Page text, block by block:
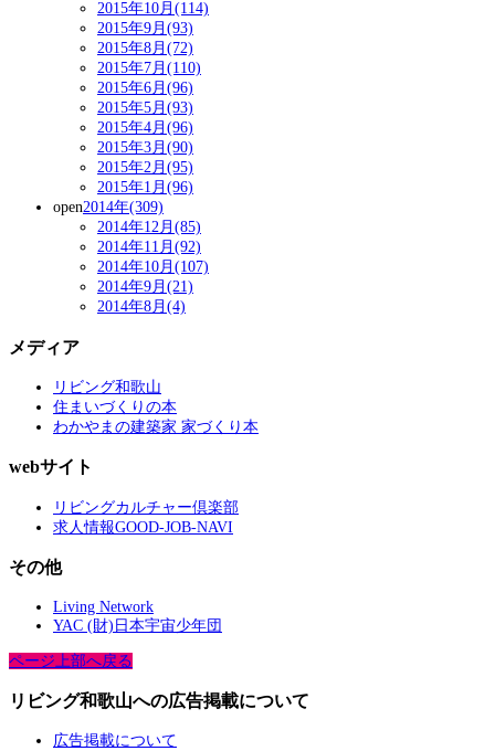
2015年10月(114)
2015年9月(93)
2015年8月(72)
2015年7月(110)
2015年6月(96)
2015年5月(93)
2015年4月(96)
2015年3月(90)
2015年2月(95)
2015年1月(96)
open2014年(309)
2014年12月(85)
2014年11月(92)
2014年10月(107)
2014年9月(21)
2014年8月(4)
メディア
リビング和歌山
住まいづくりの本
わかやまの建築家 家づくり本
webサイト
リビングカルチャー倶楽部
求人情報GOOD-JOB-NAVI
その他
Living Network
YAC (財)日本宇宙少年団
ページ上部へ戻る
リビング和歌山への広告掲載について
広告掲載について